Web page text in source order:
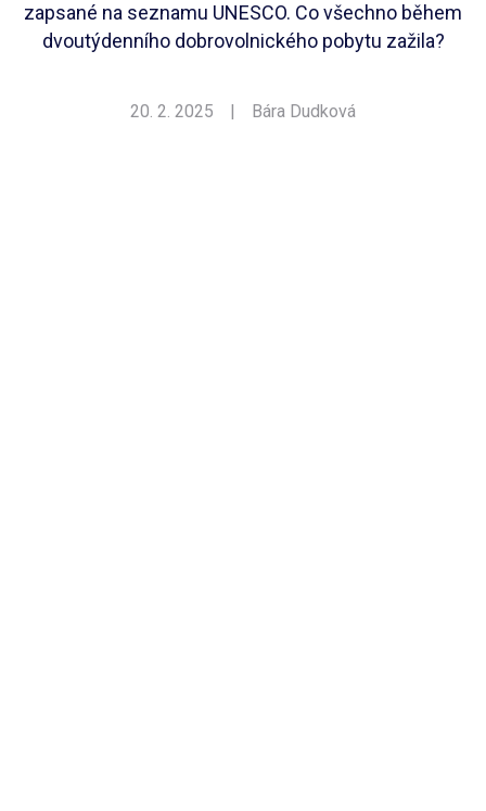
zapsané na seznamu UNESCO. Co všechno během
dvoutýdenního dobrovolnického pobytu zažila?
20. 2. 2025 | Bára Dudková